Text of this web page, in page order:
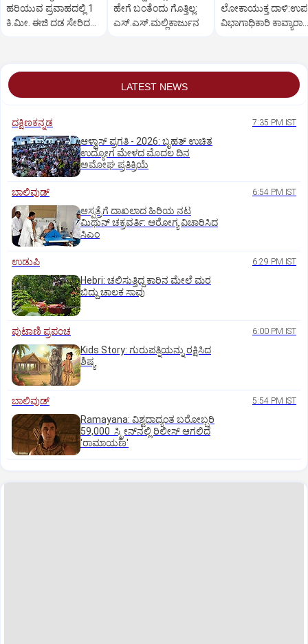
ಹರಿಯುವ ಪ್ರವಾಹದಲ್ಲಿ 1
ಕಿ.ಮೀ. ಈಜಿ ದಡ ಸೇರಿದ
ಹೇಗೆ ಬಂತೆಂದು ಗೊತ್ತಿಲ್ಲ:
ಎಸ್.ಎಸ್.ಮಲ್ಲಿಕಾರ್ಜುನ
ಲೋಕಾಯುಕ್ತ ದಾಳಿ:ಉಪ
ವಿಭಾಗಾಧಿಕಾರಿ
LATEST NEWS
ದಕ್ಷಿಣಕನ್ನಡ 7:35 PM IST
ಆಳ್ವಾಸ್‌ ಪ್ರಗತಿ - 2026: ಬೃಹತ್ ಉಚಿತ
ಉದ್ಯೋಗ ಮೇಳದ ಮೊದಲ ದಿನ
ಅಮೋಘ ಪ್ರತಿಕ್ರಿಯೆ
ಬಾಲಿವುಡ್‌ 6:54 PM IST
ಆಸ್ಪತ್ರೆಗೆ ದಾಖಲಾದ ಹಿರಿಯ ನಟ
ಮಿಥುನ್ ಚಕ್ರವರ್ತಿ: ಆರೋಗ್ಯ ವಿಚಾರಿಸಿದ
ಸಿಎಂ
ಉಡುಪಿ 6:29 PM IST
Hebri: ಚಲಿಸುತ್ತಿದ್ದ ಕಾರಿನ ಮೇಲೆ ಮರ
ಬಿದ್ದು ಚಾಲಕ ಸಾವು
ಪುಟಾಣಿ ಪ್ರಪಂಚ 6:00 PM IST
Kids Story: ಗುರುಪತ್ನಿಯನ್ನು ರಕ್ಷಿಸಿದ
ಶಿಷ್ಯ
ಬಾಲಿವುಡ್‌ 5:54 PM IST
Ramayana: ವಿಶ್ವದಾದ್ಯಂತ ಬರೋಬ್ಬರಿ
59,000 ಸ್ಕ್ರೀನ್‌ನಲ್ಲಿ ರಿಲೀಸ್‌ ಆಗಲಿದೆ
'ರಾಮಾಯಣ'